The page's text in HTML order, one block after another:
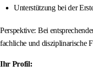
Unterstützung bei der
Perspektive: Bei
fachliche und disziplinarische
Ihr Profil: